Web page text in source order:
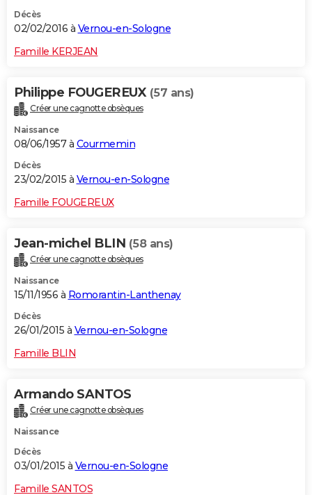
Décès
02/02/2016 à Vernou-en-Sologne
Famille KERJEAN
Philippe FOUGEREUX (57 ans)
Créer une cagnotte obsèques
Naissance
08/06/1957 à Courmemin
Décès
23/02/2015 à Vernou-en-Sologne
Famille FOUGEREUX
Jean-michel BLIN (58 ans)
Créer une cagnotte obsèques
Naissance
15/11/1956 à Romorantin-Lanthenay
Décès
26/01/2015 à Vernou-en-Sologne
Famille BLIN
Armando SANTOS
Créer une cagnotte obsèques
Naissance
Décès
03/01/2015 à Vernou-en-Sologne
Famille SANTOS